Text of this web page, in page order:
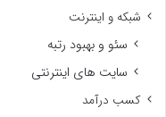
شبکه و اینترنت
سئو و بهبود رتبه
سایت های اینترنتی
کسب درآمد